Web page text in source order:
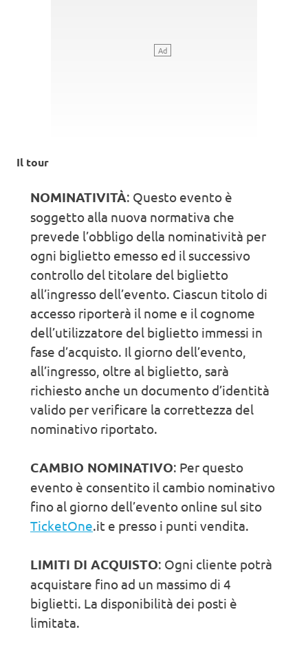
Il tour
NOMINATIVITÀ: Questo evento è
soggetto alla nuova normativa che
prevede l’obbligo della nominatività per
ogni biglietto emesso ed il successivo
controllo del titolare del biglietto
all’ingresso dell’evento. Ciascun titolo di
accesso riporterà il nome e il cognome
dell’utilizzatore del biglietto immessi in
fase d’acquisto. Il giorno dell’evento,
all’ingresso, oltre al biglietto, sarà
richiesto anche un documento d’identità
valido per verificare la correttezza del
nominativo riportato.
CAMBIO NOMINATIVO: Per questo
evento è consentito il cambio nominativo
fino al giorno dell’evento online sul sito
TicketOne.it e presso i punti vendita.
LIMITI DI ACQUISTO: Ogni cliente potrà
acquistare fino ad un massimo di 4
biglietti. La disponibilità dei posti è
limitata.